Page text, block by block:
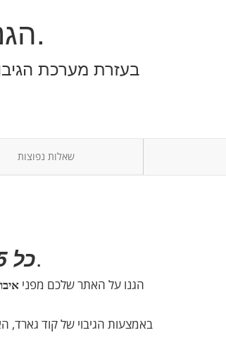
בעזרת גיבוי יומי אוטומטי.
בעזרת מערכת
שאלות נפוצות
כל 0.65 שניותמודבק אתר נוסף בתכנה זדונית.
הגנו על האתר שלכם מפני
באמצעות הגיבוי של קוד גארד,